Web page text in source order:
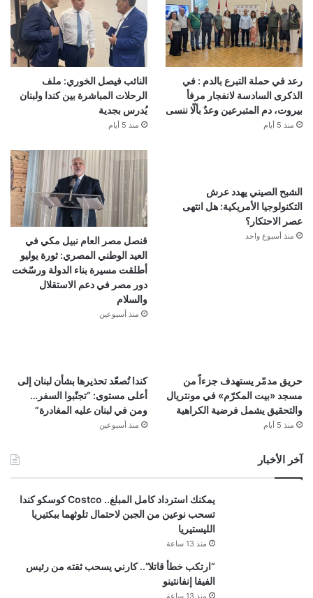
رعد في حملة التبرع بالدم : في
الذكرى السادسة لانفجار مرفأ
بيروت، دم المتبرعين وعدٌ بألّا ننسى
منذ 5 أيام
النائب فيصل الخوري: ملف
الرحلات المباشرة بين كندا ولبنان
يُدرس بجدية
منذ 5 أيام
الشبح الصيني يهدد عرش
التكنولوجيا الأمريكية: هل انتهى
عصر الاحتكار؟
منذ أسبوع واحد
قنصل مصر العام نبيل مكي في
العيد الوطني المصري: ثورة يوليو
أطلقت مسيرة بناء الدولة ورسّخت
دور مصر في دعم الاستقلال
والسلام
منذ أسبوعين
حريق مدمّر يستهدف جزءاً من
مسجد «بيت المكرّم» في مونتريال
والتحقيق يشمل فرضية الكراهية
منذ 5 أيام
كندا تُصعّد تحذيرها بشأن لبنان إلى
أعلى مستوى: “تجنّبوا السفر…
ومن في لبنان عليه المغادرة”
منذ أسبوعين
آخر الأخبار
يمكنك استرداد كامل المبلغ.. Costco كوسكو كندا
تسحب نوعين من الجبن لاحتمال تلوثهما ببكتيريا
الليستيريا
منذ 13 ساعة
“ارتكب خطأ قاتلا”.. كارني يسحب ثقته من رئيس
الفيفا إنفانتينو